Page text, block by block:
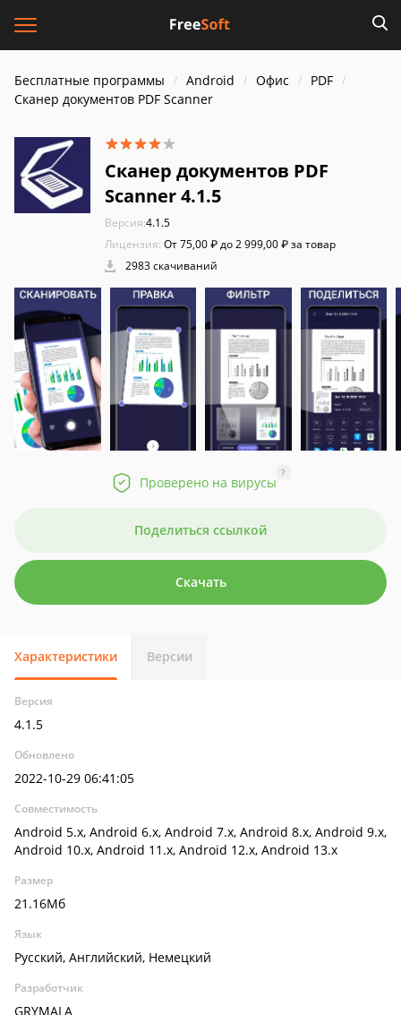
Бесплатные программы Android Офис
PDF
Сканер документов PDF Scanner
Сканер документов PDF
Scanner 4.1.5
Версия:4.1.5
Лицензия: От 75,00 ₽ до 2 999,00 ₽ за товар
2983 скачиваний
Проверено на вирусы
?
Поделиться ссылкой
Скачать
Характеристики Версии
Версия
4.1.5
Обновлено
2022-10-29 06:41:05
Совместимость
Android 5.x, Android 6.x, Android 7.x, Android 8.x, Android 9.x,
Android 10.x, Android 11.x, Android 12.x, Android 13.x
Размер
21.16Мб
Язык
Русский, Английский, Немецкий
Разработчик
GRYMALA